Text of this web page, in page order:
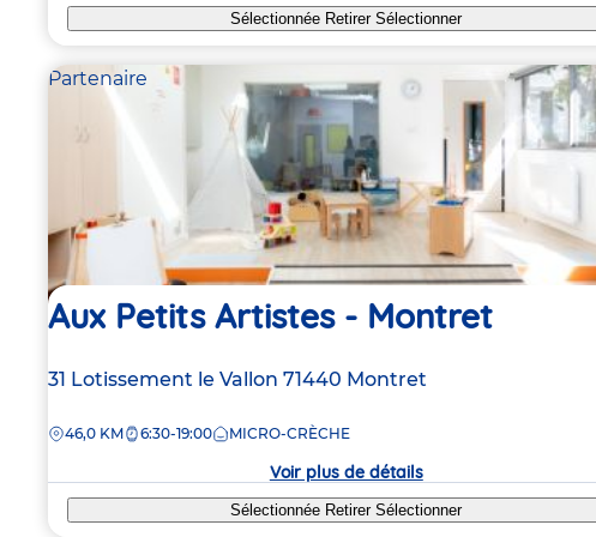
Sélectionnée RetirerSélectionner
Partenaire
Aux Petits Artistes - Montret
Adresse
la
31 Lotissement le Vallon 71440 Montret
DISTANCE
46,0 KM 6:30-19:00 MICRO-CRÈCHE
Voir plus de détails
Sélectionnée RetirerSélectionner